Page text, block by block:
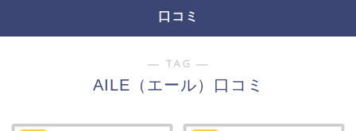
口コミ
― TAG ―
AILE（エール）口コミ